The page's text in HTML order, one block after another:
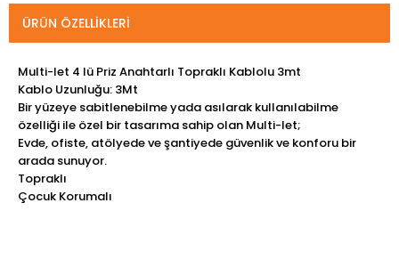
ÜRÜN ÖZELLIKLERI
Multi-let 4 lü Priz Anahtarlı Topraklı Kablolu 3mt
Kablo Uzunluğu: 3Mt
Bir yüzeye sabitlenebilme yada asılarak kullanılabilme
özelliği ile özel bir tasarıma sahip olan Multi-let;
Evde, ofiste, atölyede ve şantiyede güvenlik ve konforu bir
arada sunuyor.
Topraklı
Çocuk Korumalı